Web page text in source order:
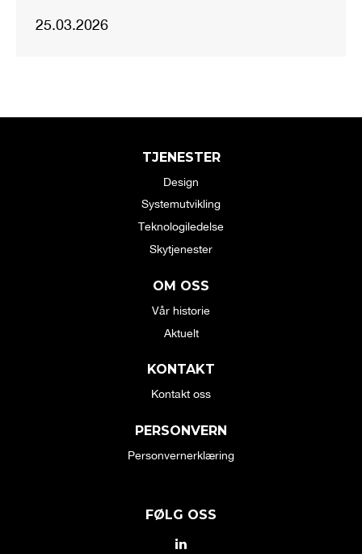
25.03.2026
TJENESTER
Design
Systemutvikling
Teknologiledelse
Skytjenester
OM OSS
Vår historie
Aktuelt
KONTAKT
Kontakt oss
PERSONVERN
Personvernerklæring
FØLG OSS